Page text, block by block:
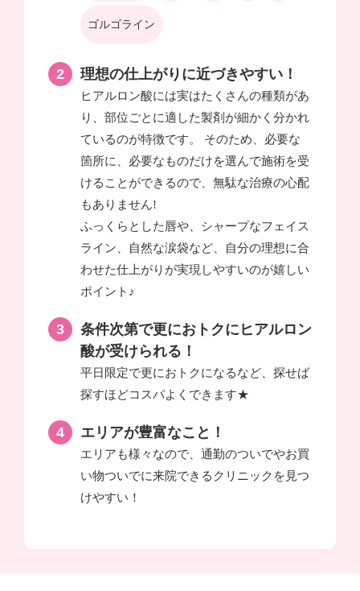
ゴルゴライン
理想の仕上がりに近づきやすい！
ヒアルロン酸には実はたくさんの種類があ
り、部位ごとに適した製剤が細かく分かれ
ているのが特徴です。 そのため、必要な
箇所に、必要なものだけを選んで施術を受
けることができるので、無駄な治療の心配
もありません!
ふっくらとした唇や、シャープなフェイス
ライン、自然な涙袋など、自分の理想に合
わせた仕上がりが実現しやすいのが嬉しい
ポイント♪
条件次第で更におトクにヒアルロン
酸が受けられる！
平日限定で更におトクになるなど、探せば
探すほどコスパよくできます★
エリアが豊富なこと！
エリアも様々なので、通勤のついでやお買
い物ついでに来院できるクリニックを見つ
けやすい！